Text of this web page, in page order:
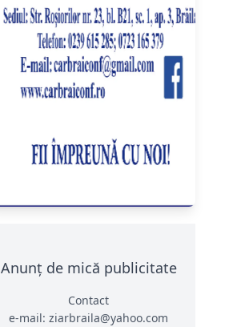
Anunț de mică publicitate
Contact
e-mail: ziarbraila@yahoo.com